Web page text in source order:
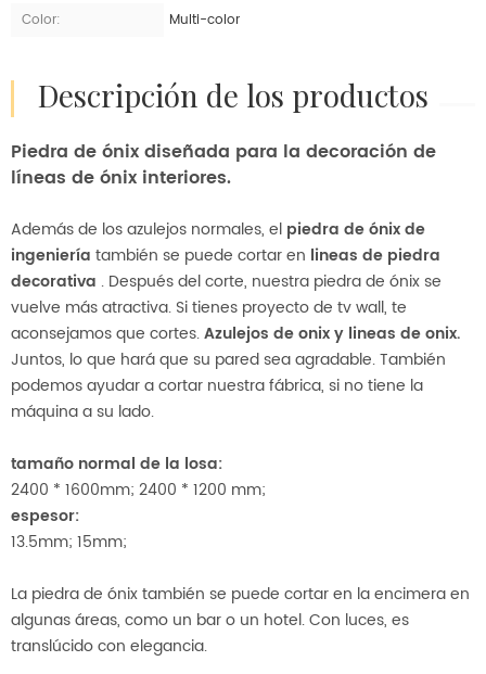
Color: Multi-color
descripción de los productos
Piedra de ónix diseñada para la decoración de
líneas de ónix interiores.
Además de los azulejos normales, el piedra de ónix de
ingeniería también se puede cortar en lineas de piedra
decorativa . Después del corte, nuestra piedra de ónix se
vuelve más atractiva. Si tienes proyecto de tv wall, te
aconsejamos que cortes.Azulejos de onix y lineas de onix.
Juntos, lo que hará que su pared sea agradable. También
podemos ayudar a cortar nuestra fábrica, si no tiene la
máquina a su lado.
tamaño normal de la losa:
2400 * 1600mm; 2400 * 1200 mm;
espesor:
13.5mm; 15mm;
La piedra de ónix también se puede cortar en la encimera en
algunas áreas, como un bar o un hotel. Con luces, es
translúcido con elegancia.